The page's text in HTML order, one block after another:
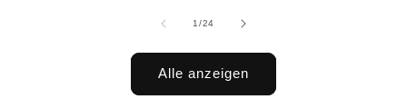
1/von
24
Alle anzeigen